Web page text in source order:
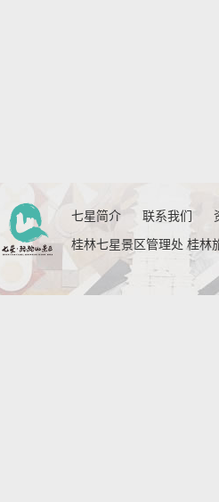
七星简介 联系我们
桂林七星景区管理处 桂